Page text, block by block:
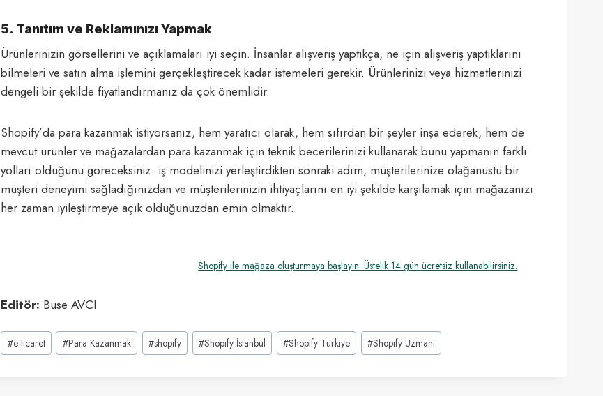
5. Tanıtım ve Reklamınızı Yapmak
Ürünlerinizin görsellerini ve açıklamaları iyi seçin. İnsanlar alışveriş yaptıkça, ne için alışveriş yaptıklarını
bilmeleri ve satın alma işlemini gerçekleştirecek kadar istemeleri gerekir. Ürünlerinizi veya hizmetlerinizi
dengeli bir şekilde fiyatlandırmanız da çok önemlidir.
Shopify’da para kazanmak istiyorsanız, hem yaratıcı olarak, hem sıfırdan bir şeyler inşa ederek, hem de
mevcut ürünler ve mağazalardan para kazanmak için teknik becerilerinizi kullanarak bunu yapmanın farklı
yolları olduğunu göreceksiniz. iş modelinizi yerleştirdikten sonraki adım, müşterilerinize olağanüstü bir
müşteri deneyimi sağladığınızdan ve müşterilerinizin ihtiyaçlarını en iyi şekilde karşılamak için mağazanızı
her zaman iyileştirmeye açık olduğunuzdan emin olmaktır.
Shopify ile mağaza oluşturmaya başlayın. Üstelik 14 gün ücretsiz kullanabilirsiniz.
Editör: Buse AVCI
Post
Tags:
#e-ticaret #Para Kazanmak #shopify #Shopify İstanbul #Shopify Türkiye #Shopify Uzmanı